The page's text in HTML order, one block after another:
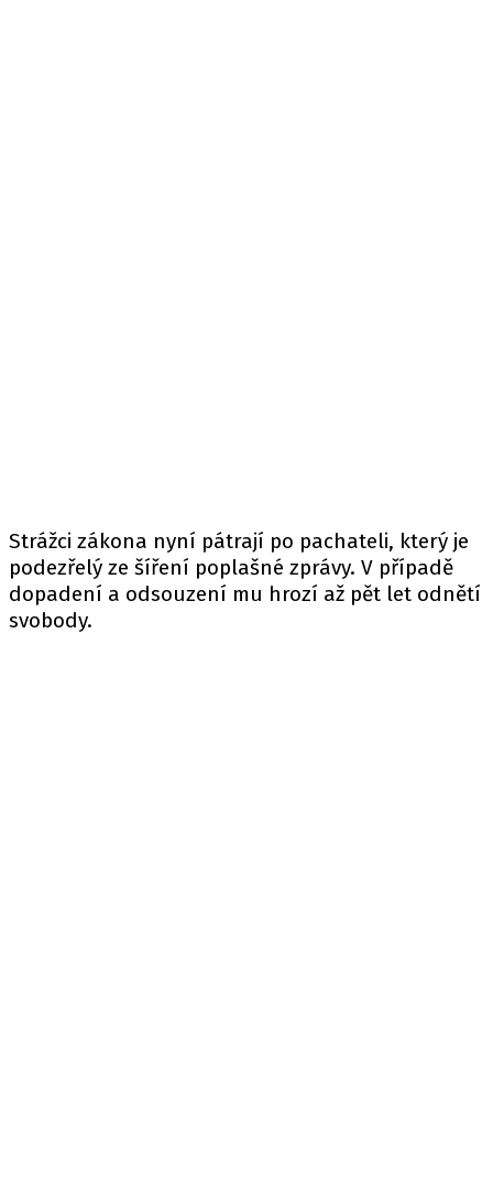
Strážci zákona nyní pátrají po pachateli, který je
podezřelý ze šíření poplašné zprávy. V případě
dopadení a odsouzení mu hrozí až pět let odnětí
svobody.